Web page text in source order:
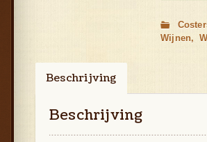
Wijnen
Beschrijving
Aanvullende informatie
Beschrijving